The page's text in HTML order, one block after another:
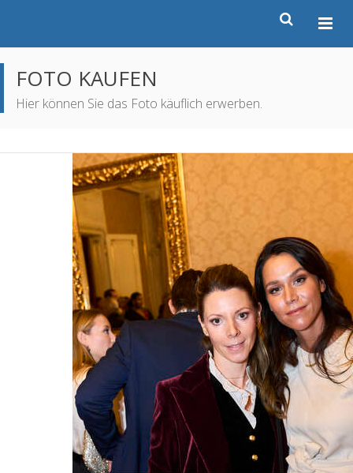
FOTO KAUFEN
Hier können Sie das Foto käuflich erwerben.